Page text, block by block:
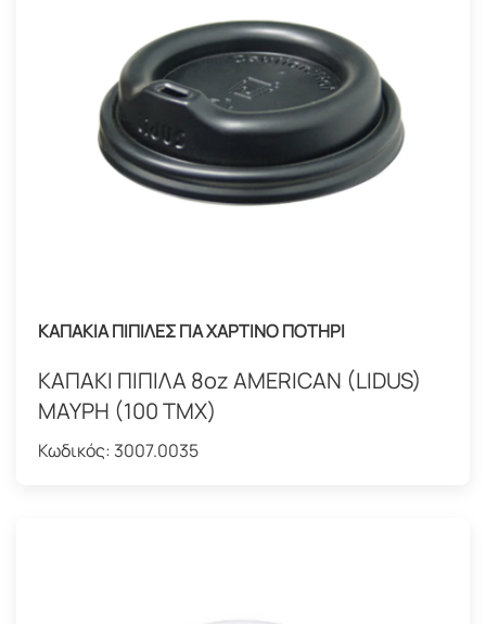
ΚΑΠΑΚΙΑ ΠΙΠΙΛΕΣ ΓΙΑ ΧΑΡΤΙΝΟ ΠΟΤΗΡΙ
ΚΑΠΑΚΙ ΠΙΠΙΛΑ 8oz AMERICAN (LIDUS)
ΜΑΥΡΗ (100 ΤΜΧ)
Κωδικός: 3007.0035